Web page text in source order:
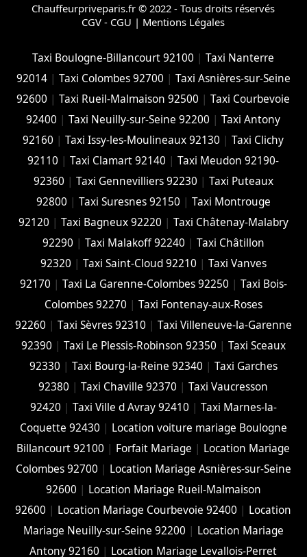
Chauffeurpriveparis.fr © 2022 - Tous droits réservés
CGV - CGU | Mentions Légales
Taxi Boulogne-Billancourt 92100 |Taxi Nanterre
92014| Taxi Colombes 92700 | Taxi Asnières-sur-Seine
92600 |Taxi Rueil-Malmaison 92500 |Taxi Courbevoie
92400 |Taxi Neuilly-sur-Seine 92200 |Taxi Antony
92160 |Taxi Issy-les-Moulineaux 92130 |Taxi Clichy
92110 |Taxi Clamart 92140 |Taxi Meudon 92190-
92360 | Taxi Gennevilliers 92230 | Taxi Puteaux
92800 | Taxi Suresnes 92150 | Taxi Montrouge
92120 | Taxi Bagneux 92220 | Taxi Châtenay-Malabry
92290 | Taxi Malakoff 92240 | Taxi Châtillon
92320 | Taxi Saint-Cloud 92210 | Taxi Vanves
92170 | Taxi La Garenne-Colombes 92250 | Taxi Bois-
Colombes 92270 | Taxi Fontenay-aux-Roses
92260 | Taxi Sèvres 92310 | Taxi Villeneuve-la-Garenne
92390 | Taxi Le Plessis-Robinson 92350 | Taxi Sceaux
92330 | Taxi Bourg-la-Reine 92340 | Taxi Garches
92380 |Taxi Chaville 92370 |Taxi Vaucresson
92420 | Taxi Ville d Avray 92410 | Taxi Marnes-la-
Coquette 92430 | Location voiture mariage Boulogne
Billancourt 92100 | Forfait Mariage | Location Mariage
Colombes 92700 | Location Mariage Asnières-sur-Seine
92600 | Location Mariage Rueil-Malmaison
92600 | Location Mariage Courbevoie 92400 | Location
Mariage Neuilly-sur-Seine 92200 | Location Mariage
Antony 92160 | Location Mariage Levallois-Perret